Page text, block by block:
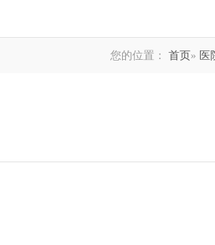
您的位置： 首页» 医